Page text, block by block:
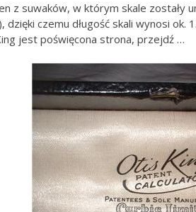
z suwaków, w którym skale zostały
dzięki czemu długość skali wynosi ok.
jest poświęcona strona, przejdź …